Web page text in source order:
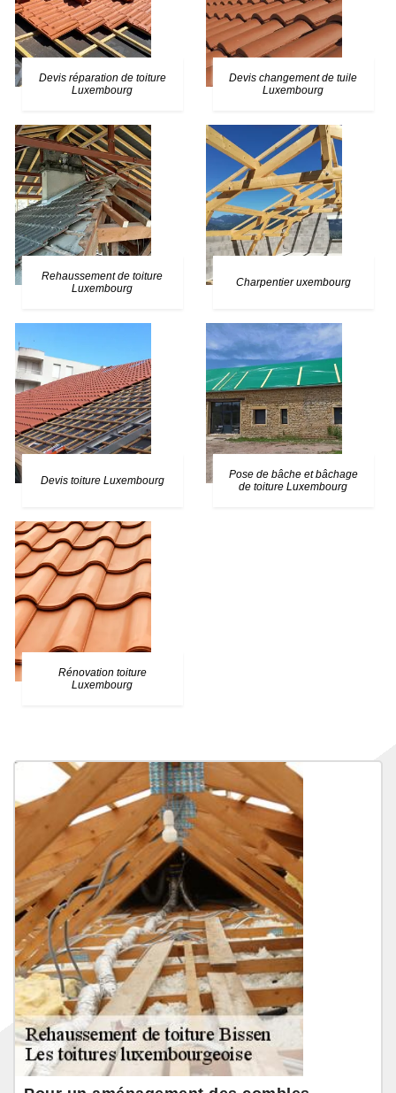
Devis réparation de toiture
Luxembourg
Devis changement de tuile
Luxembourg
Rehaussement de toiture
Luxembourg
Charpentier uxembourg
Devis toiture Luxembourg
Pose de bâche et bâchage
de toiture Luxembourg
Rénovation toiture
Luxembourg